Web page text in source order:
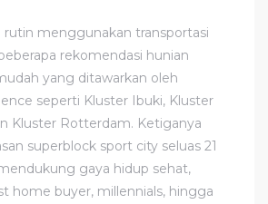
rutin menggunakan transportasi
rekomendasi hunian
yang ditawarkan oleh
seperti Kluster Ibuki, Kluster
Kluster Rotterdam. Ketiganya
superblock sport city seluas 21
gaya hidup sehat,
home buyer, millennials, hingga